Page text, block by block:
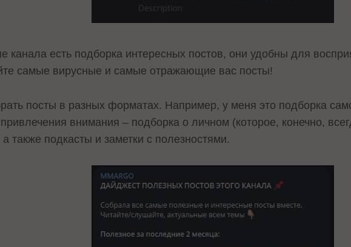
канала есть подборка интересных постов, они удобны для
самые вирусные и самые отражающие вас посты!
посты в разных форматах. Например, у меня это подборка
внимания – подборка о личном (которое, конечно,
также подкасты и заметки с полезностями.